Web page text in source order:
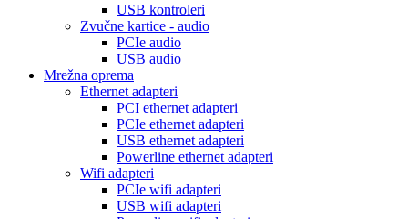
USB kontroleri
Zvučne kartice - audio
PCIe audio
USB audio
Mrežna oprema
Ethernet adapteri
PCI ethernet adapteri
PCIe ethernet adapteri
USB ethernet adapteri
Powerline ethernet adapteri
Wifi adapteri
PCIe wifi adapteri
USB wifi adapteri